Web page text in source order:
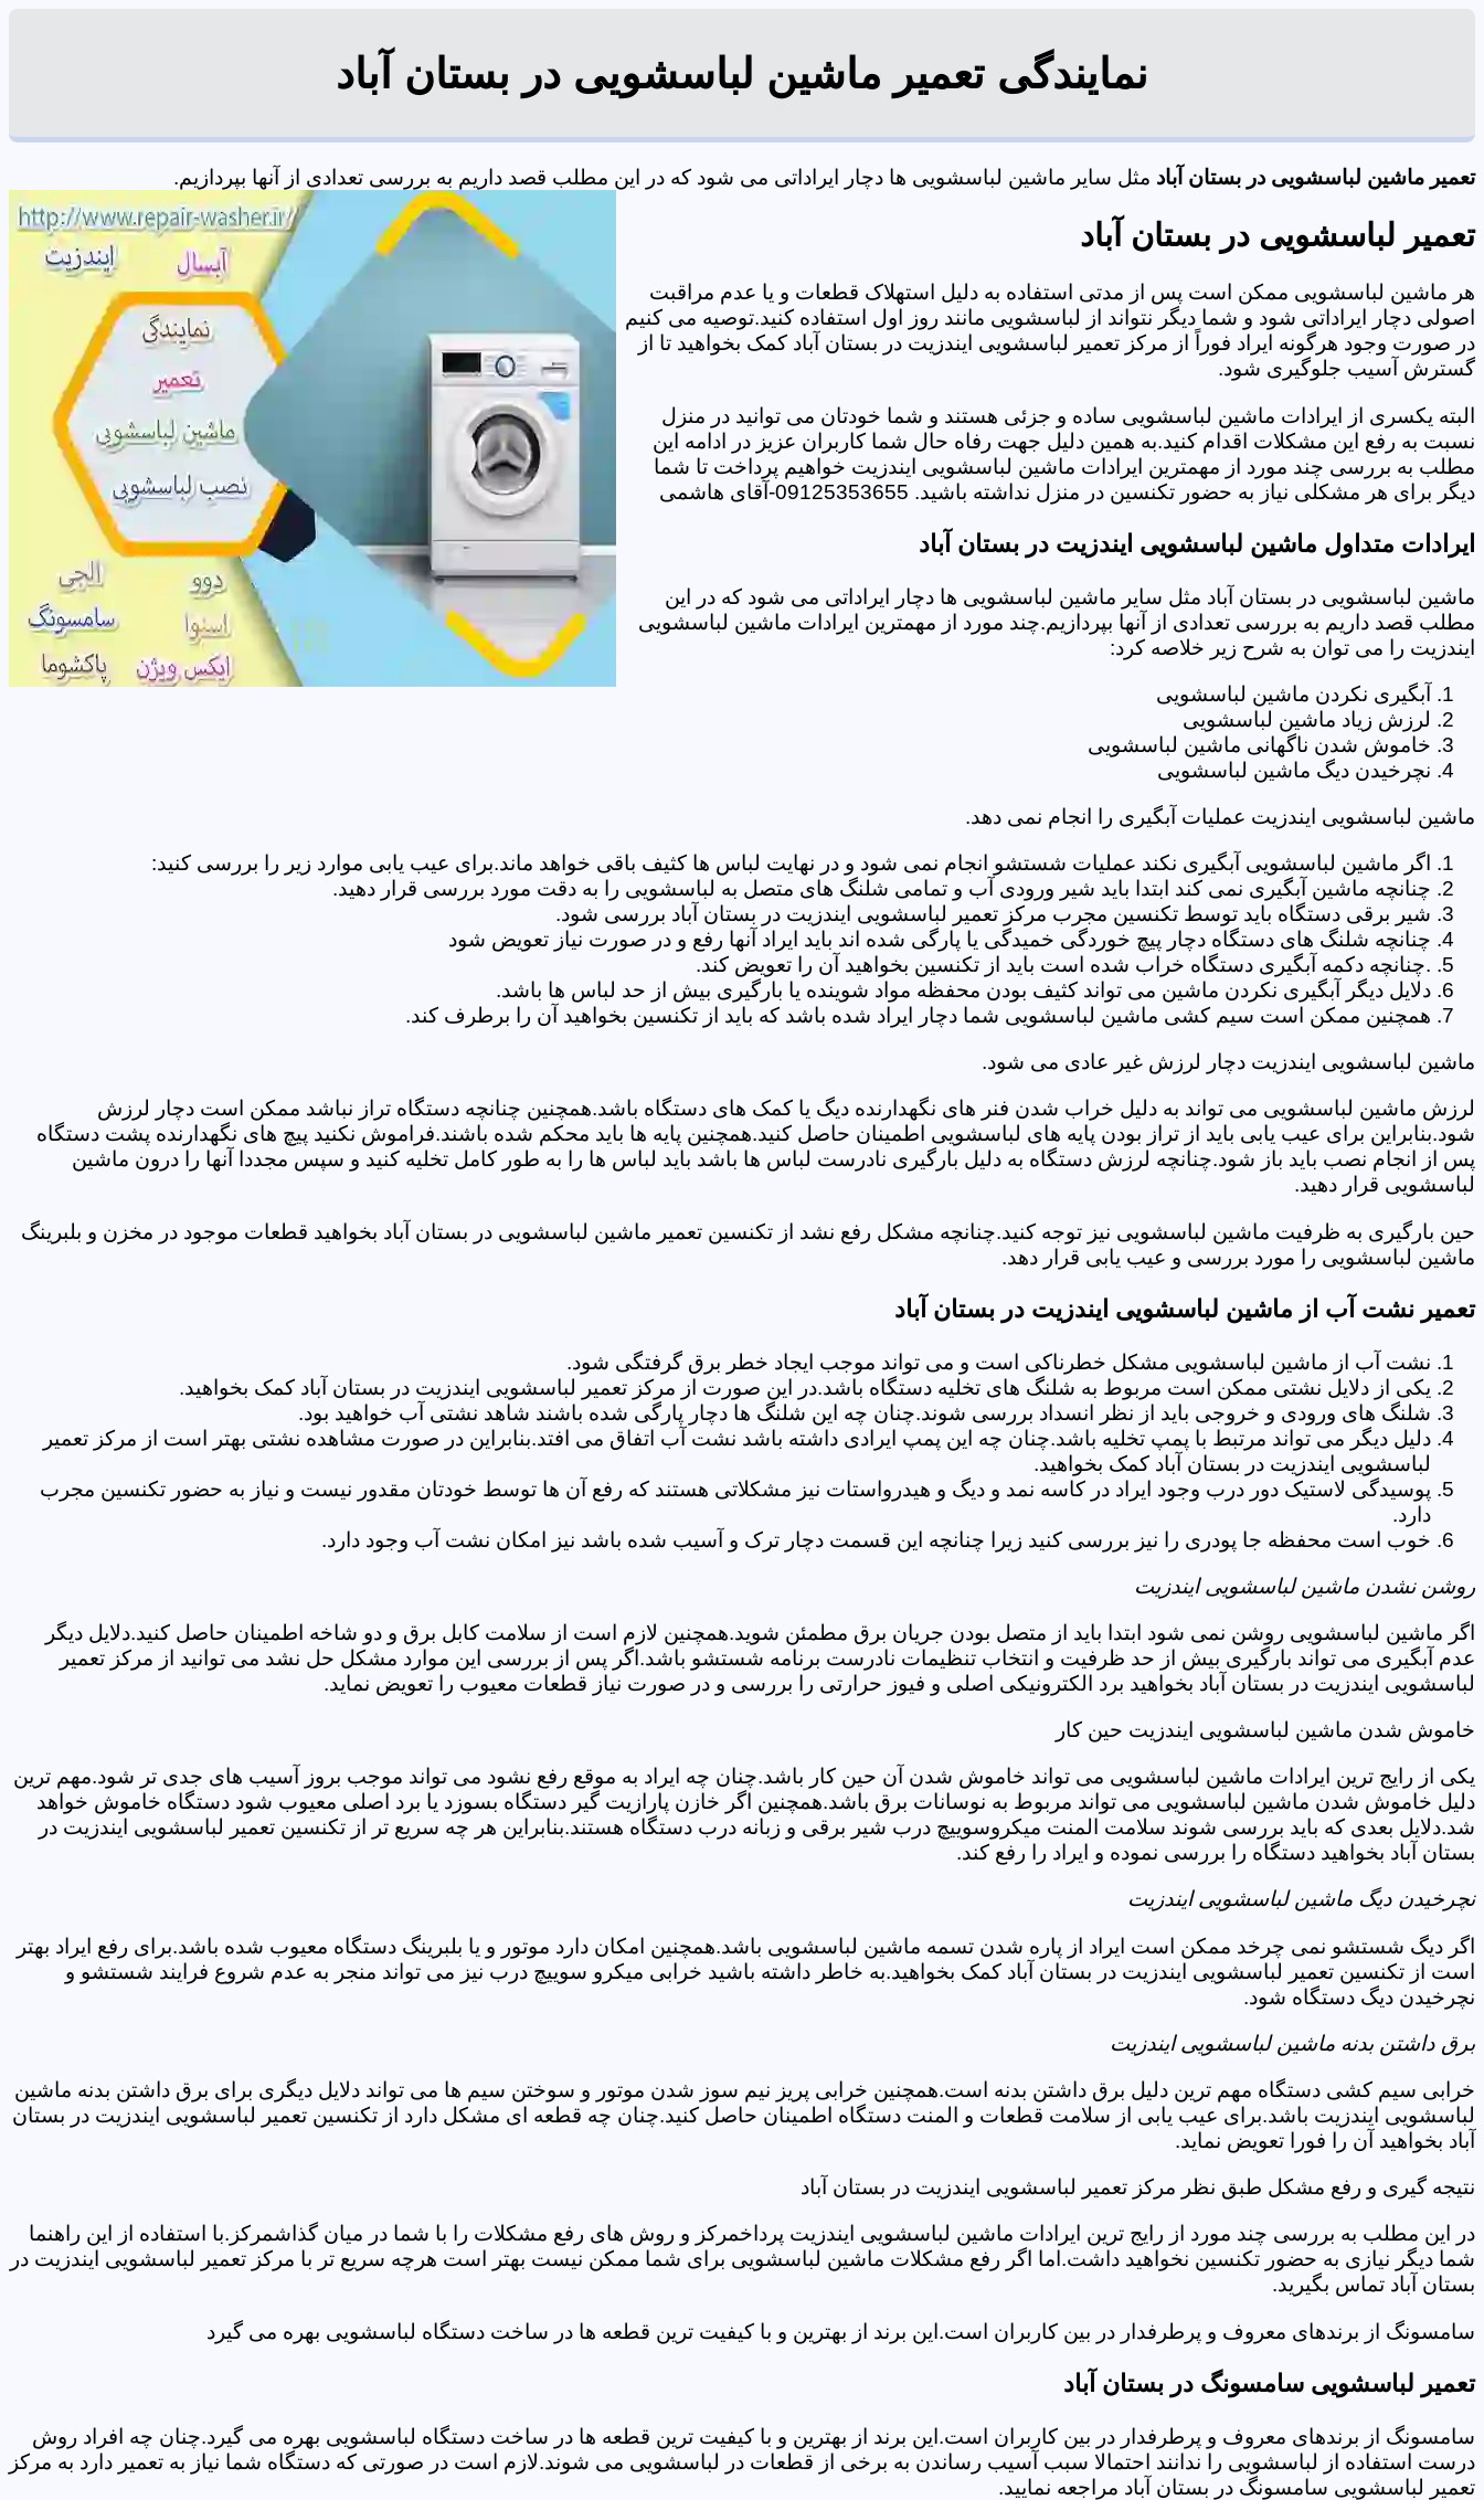
نمایندگی تعمیر ماشین لباسشویی در بستان آباد
تعمیر ماشین لباسشویی در بستان آباد مثل سایر ماشین لباسشویی ها دچار ایراداتی می شود که در این مطلب قصد داریم به بررسی تعدادی از آنها بپردازیم.
تعمیر لباسشویی در بستان آباد
هر ماشین لباسشویی ممکن است پس از مدتی استفاده به دلیل استهلاک قطعات و یا عدم مراقبت
اصولی دچار ایراداتی شود و شما دیگر نتواند از لباسشویی مانند روز اول استفاده کنید.توصیه می کنیم
در صورت وجود هرگونه ایراد فوراً از مرکز تعمیر لباسشویی ایندزیت در بستان آباد کمک بخواهید تا از
گسترش آسیب جلوگیری شود.
البته یکسری از ایرادات ماشین لباسشویی ساده و جزئی هستند و شما خودتان می توانید در منزل
نسبت به رفع این مشکلات اقدام کنید.به همین دلیل جهت رفاه حال شما کاربران عزیز در ادامه این
مطلب به بررسی چند مورد از مهمترین ایرادات ماشین لباسشویی ایندزیت خواهیم پرداخت تا شما
دیگر برای هر مشکلی نیاز به حضور تکنسین در منزل نداشته باشید. 09125353655-آقای هاشمی
ایرادات متداول ماشین لباسشویی ایندزیت در بستان آباد
ماشین لباسشویی در بستان آباد مثل سایر ماشین لباسشویی ها دچار ایراداتی می شود که در این
مطلب قصد داریم به بررسی تعدادی از آنها بپردازیم.چند مورد از مهمترین ایرادات ماشین لباسشویی
ایندزیت را می توان به شرح زیر خلاصه کرد:
آبگیری نکردن ماشین لباسشویی
لرزش زیاد ماشین لباسشویی
خاموش شدن ناگهانی ماشین لباسشویی
نچرخیدن دیگ ماشین لباسشویی
ماشین لباسشویی ایندزیت عملیات آبگیری را انجام نمی دهد.
اگر ماشین لباسشویی آبگیری نکند عملیات شستشو انجام نمی شود و در نهایت لباس ها کثیف باقی خواهد ماند.برای عیب یابی موارد زیر را بررسی کنید:
چنانچه ماشین آبگیری نمی کند ابتدا باید شیر ورودی آب و تمامی شلنگ های متصل به لباسشویی را به دقت مورد بررسی قرار دهید.
شیر برقی دستگاه باید توسط تکنسین مجرب مرکز تعمیر لباسشویی ایندزیت در بستان آباد بررسی شود.
چنانچه شلنگ های دستگاه دچار پیچ خوردگی خمیدگی یا پارگی شده اند باید ایراد آنها رفع و در صورت نیاز تعویض شود
.چنانچه دکمه آبگیری دستگاه خراب شده است باید از تکنسین بخواهید آن را تعویض کند.
دلایل دیگر آبگیری نکردن ماشین می تواند کثیف بودن محفظه مواد شوینده یا بارگیری بیش از حد لباس ها باشد.
همچنین ممکن است سیم کشی ماشین لباسشویی شما دچار ایراد شده باشد که باید از تکنسین بخواهید آن را برطرف کند.
ماشین لباسشویی ایندزیت دچار لرزش غیر عادی می شود.
لرزش ماشین لباسشویی می تواند به دلیل خراب شدن فنر های نگهدارنده دیگ یا کمک های دستگاه باشد.همچنین چنانچه دستگاه تراز نباشد ممکن است دچار لرزش
شود.بنابراین برای عیب یابی باید از تراز بودن پایه های لباسشویی اطمینان حاصل کنید.همچنین پایه ها باید محکم شده باشند.فراموش نکنید پیچ های نگهدارنده پشت دستگاه
پس از انجام نصب باید باز شود.چنانچه لرزش دستگاه به دلیل بارگیری نادرست لباس ها باشد باید لباس ها را به طور کامل تخلیه کنید و سپس مجددا آنها را درون ماشین
لباسشویی قرار دهید.
حین بارگیری به ظرفیت ماشین لباسشویی نیز توجه کنید.چنانچه مشکل رفع نشد از تکنسین تعمیر ماشین لباسشویی در بستان آباد بخواهید قطعات موجود در مخزن و بلبرینگ
ماشین لباسشویی را مورد بررسی و عیب یابی قرار دهد.
تعمیر نشت آب از ماشین لباسشویی ایندزیت در بستان آباد
نشت آب از ماشین لباسشویی مشکل خطرناکی است و می تواند موجب ایجاد خطر برق گرفتگی شود.
یکی از دلایل نشتی ممکن است مربوط به شلنگ های تخلیه دستگاه باشد.در این صورت از مرکز تعمیر لباسشویی ایندزیت در بستان آباد کمک بخواهید.
شلنگ های ورودی و خروجی باید از نظر انسداد بررسی شوند.چنان چه این شلنگ ها دچار پارگی شده باشند شاهد نشتی آب خواهید بود.
دلیل دیگر می تواند مرتبط با پمپ تخلیه باشد.چنان چه این پمپ ایرادی داشته باشد نشت آب اتفاق می افتد.بنابراین در صورت مشاهده نشتی بهتر است از مرکز تعمیر
لباسشویی ایندزیت در بستان آباد کمک بخواهید.
پوسیدگی لاستیک دور درب وجود ایراد در کاسه نمد و دیگ و هیدرواستات نیز مشکلاتی هستند که رفع آن ها توسط خودتان مقدور نیست و نیاز به حضور تکنسین مجرب
دارد.
خوب است محفظه جا پودری را نیز بررسی کنید زیرا چنانچه این قسمت دچار ترک و آسیب شده باشد نیز امکان نشت آب وجود دارد.
روشن نشدن ماشین لباسشویی ایندزیت
اگر ماشین لباسشویی روشن نمی شود ابتدا باید از متصل بودن جریان برق مطمئن شوید.همچنین لازم است از سلامت کابل برق و دو شاخه اطمینان حاصل کنید.دلایل دیگر
عدم آبگیری می تواند بارگیری بیش از حد ظرفیت و انتخاب تنظیمات نادرست برنامه شستشو باشد.اگر پس از بررسی این موارد مشکل حل نشد می توانید از مرکز تعمیر
لباسشویی ایندزیت در بستان آباد بخواهید برد الکترونیکی اصلی و فیوز حرارتی را بررسی و در صورت نیاز قطعات معیوب را تعویض نماید.
خاموش شدن ماشین لباسشویی ایندزیت حین کار
یکی از رایج ترین ایرادات ماشین لباسشویی می تواند خاموش شدن آن حین کار باشد.چنان چه ایراد به موقع رفع نشود می تواند موجب بروز آسیب های جدی تر شود.مهم ترین
دلیل خاموش شدن ماشین لباسشویی می تواند مربوط به نوسانات برق باشد.همچنین اگر خازن پارازیت گیر دستگاه بسوزد یا برد اصلی معیوب شود دستگاه خاموش خواهد
شد.دلایل بعدی که باید بررسی شوند سلامت المنت میکروسوییچ درب شیر برقی و زبانه درب دستگاه هستند.بنابراین هر چه سریع تر از تکنسین تعمیر لباسشویی ایندزیت در
بستان آباد بخواهید دستگاه را بررسی نموده و ایراد را رفع کند.
نچرخیدن دیگ ماشین لباسشویی ایندزیت
اگر دیگ شستشو نمی چرخد ممکن است ایراد از پاره شدن تسمه ماشین لباسشویی باشد.همچنین امکان دارد موتور و یا بلبرینگ دستگاه معیوب شده باشد.برای رفع ایراد بهتر
است از تکنسین تعمیر لباسشویی ایندزیت در بستان آباد کمک بخواهید.به خاطر داشته باشید خرابی میکرو سوییچ درب نیز می تواند منجر به عدم شروع فرایند شستشو و
نچرخیدن دیگ دستگاه شود.
برق داشتن بدنه ماشین لباسشویی ایندزیت
خرابی سیم کشی دستگاه مهم ترین دلیل برق داشتن بدنه است.همچنین خرابی پریز نیم سوز شدن موتور و سوختن سیم ها می تواند دلایل دیگری برای برق داشتن بدنه ماشین
لباسشویی ایندزیت باشد.برای عیب یابی از سلامت قطعات و المنت دستگاه اطمینان حاصل کنید.چنان چه قطعه ای مشکل دارد از تکنسین تعمیر لباسشویی ایندزیت در بستان
آباد بخواهید آن را فورا تعویض نماید.
نتیجه گیری و رفع مشکل طبق نظر مرکز تعمیر لباسشویی ایندزیت در بستان آباد
در این مطلب به بررسی چند مورد از رایج ترین ایرادات ماشین لباسشویی ایندزیت پرداخمرکز و روش های رفع مشکلات را با شما در میان گذاشمرکز.با استفاده از این راهنما
شما دیگر نیازی به حضور تکنسین نخواهید داشت.اما اگر رفع مشکلات ماشین لباسشویی برای شما ممکن نیست بهتر است هرچه سریع تر با مرکز تعمیر لباسشویی ایندزیت در
بستان آباد تماس بگیرید.
سامسونگ از برندهای معروف و پرطرفدار در بین کاربران است.این برند از بهترین و با کیفیت ترین قطعه ها در ساخت دستگاه لباسشویی بهره می گیرد
تعمیر لباسشویی سامسونگ در بستان آباد
سامسونگ از برندهای معروف و پرطرفدار در بین کاربران است.این برند از بهترین و با کیفیت ترین قطعه ها در ساخت دستگاه لباسشویی بهره می گیرد.چنان چه افراد روش
درست استفاده از لباسشویی را ندانند احتمالا سبب آسیب رساندن به برخی از قطعات در لباسشویی می شوند.لازم است در صورتی که دستگاه شما نیاز به تعمیر دارد به مرکز
تعمیر لباسشویی سامسونگ در بستان آباد مراجعه نمایید.